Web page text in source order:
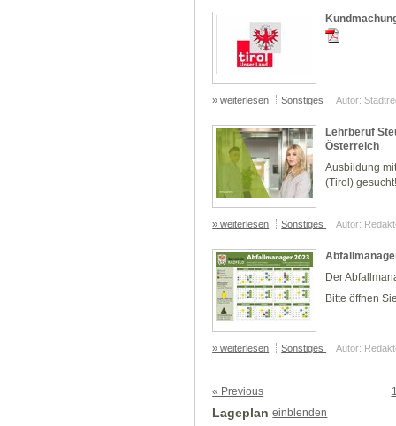
» weiterlesen Sonstiges Autor:
Lehrberuf
Österreich
Ausbildung
(Tirol)
» weiterlesen Sonstiges Autor:
Der
Bitte öffnen
» weiterlesen Sonstiges Autor:
« Previous
Lageplan einblenden